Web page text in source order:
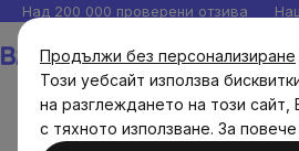
Продължи без персонализиране
Този уебсайт използва
на разглеждането на този сайт,
с тяхното използване. За
Прескочи
към
съдържанието
Над 200 000 проверени отзива